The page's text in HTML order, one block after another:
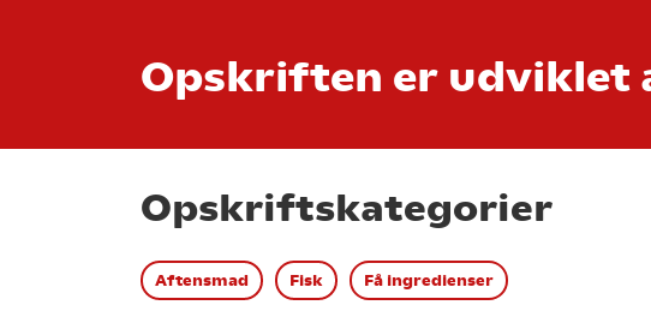
Opskriften er udviklet
Opskriftskategorier
Aftensmad Fisk Få ingredienser